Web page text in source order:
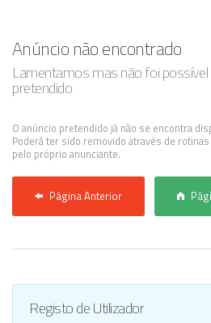
Registo / Login
Anunciar Agora
Anúncio não encontrado
Lamentamos mas não foi possível
pretendido
O anúncio pretendido já não se encontra
Poderá ter sido removido através de
pelo próprio anunciante.
Página Anterior
Registo de Utilizador